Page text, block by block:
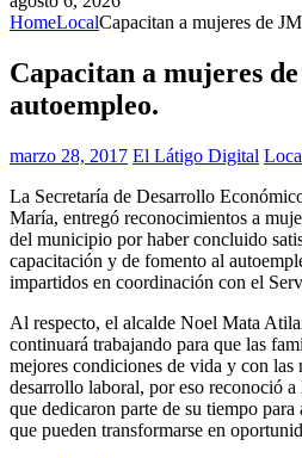
HomeLocalCapacitan a mujeres de
Capacitan a mujeres
autoempleo.
marzo 28, 2017 El Látigo Digital
La Secretaría de Desarrollo
María, entregó reconocimientos a
del municipio por haber concluido
capacitación y de fomento al
impartidos en coordinación con el
Al respecto, el alcalde Noel Mata
continuará trabajando para que las
mejores condiciones de vida y con las
desarrollo laboral, por eso reconoció a
que dedicaron parte de su tiempo
que pueden transformarse en